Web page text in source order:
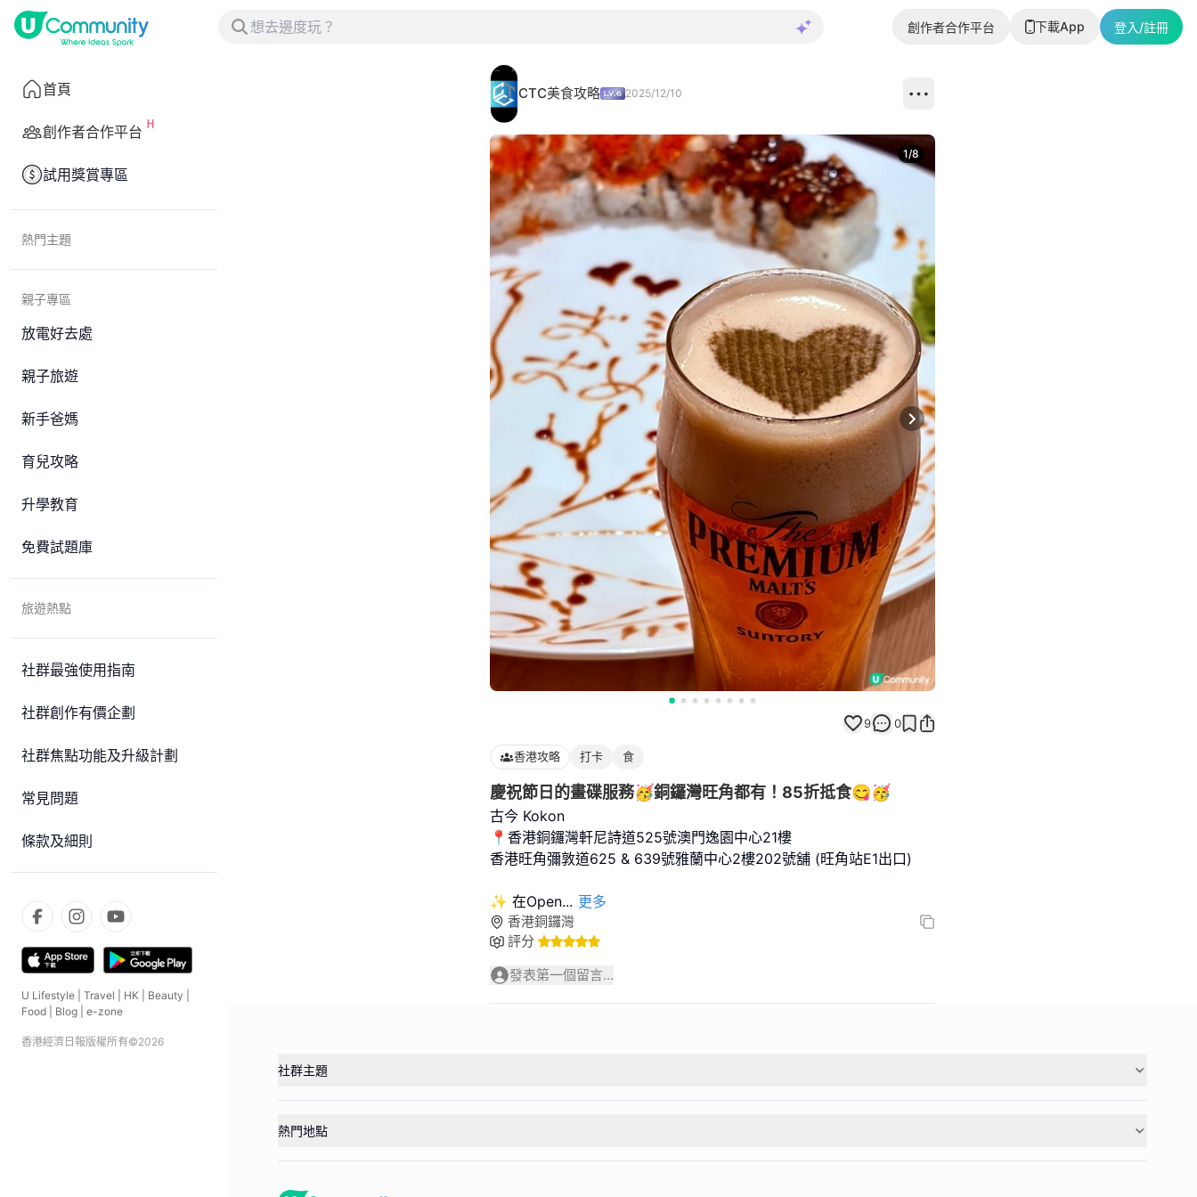
創作者合作平台 下載App 登入/註冊
首頁
創作者合作平台
試用獎賞專區
熱門主題
親子專區
放電好去處
親子旅遊
新手爸媽
育兒攻略
升學教育
免費試題庫
旅遊熱點
社群最強使用指南
社群創作有價企劃
社群焦點功能及升級計劃
常見問題
條款及細則
U Lifestyle Travel HK Beauty
Food
Blog e-zone
香港經濟日報版權所有©2026
CTC美食攻略 2025/12/10
Next slide
1/8
9 0
香港攻略 打卡 食
慶祝節日的畫碟服務🥳銅鑼灣旺角都有！85折抵食😋🥳
古今 Kokon
📍香港銅鑼灣軒尼詩道525號澳門逸園中心21樓
香港旺角彌敦道625 & 639號雅蘭中心2樓202號舖 (旺角站E1出口)
✨ 在Open... 更多
香港銅鑼灣
評分
發表第一個留言...
社群主題
熱門地點